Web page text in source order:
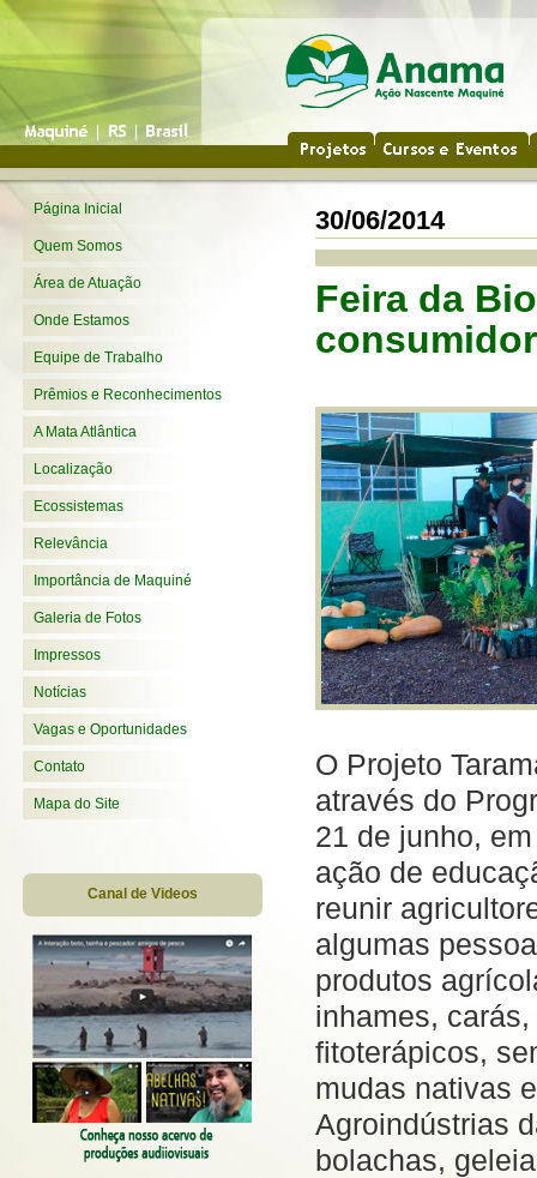
Página Inicial
Quem Somos
Área de Atuação
Onde Estamos
Equipe de Trabalho
Prêmios e Reconhecimentos
A Mata Atlântica
Localização
Ecossistemas
Relevância
Importância de Maquiné
Galeria de Fotos
Impressos
Notícias
Vagas e Oportunidades
Contato
Mapa do Site
Canal de Videos
30/06/2014
Feira da
O Projeto
através do
21 de junho,
ação de
reunir a
algumas
produtos
inhames,
fitoterápicos,
mudas nativas
Agroindústrias
bolachas,